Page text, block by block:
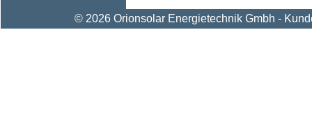
© 2026 Orionsolar Energietechnik Gmbh -